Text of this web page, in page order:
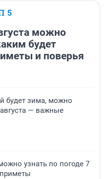
5
можно
будет
и поверья
будет зима, можно
— важные
узнать по погоде 7